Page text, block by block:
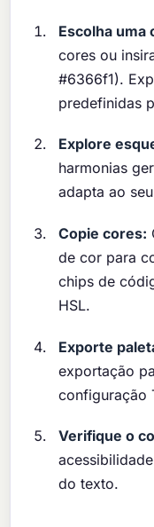
Escolha uma
cores ou
#6366f1).
predefinidas
Explore
harmonias
adapta ao
Copie cores:
de cor para
chips de
HSL.
Exporte
exportação
configuração
Verifique o
do texto.